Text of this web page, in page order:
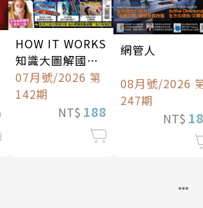
HOW IT WORKS
知識大圖解國際
中文版
07月號/2026 第
142期
NT$ 188
網管人
08月號/2026
247期
NT$